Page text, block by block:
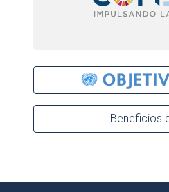
Beneficios